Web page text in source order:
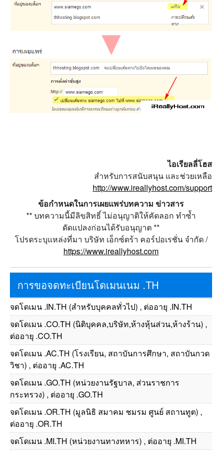
ไอเรียลลี่โฮส
สำหรับการสนับสนุน และช่วยเหลือ
http://www.ireallyhost.com/support
ข้อกำหนดในการเผยแพร่บทความ ข่าวสาร
** บทความนี้มีลิขสิทธิ์ ไม่อนุญาติให้คัดลอก ทำซ้ำ
ดัดแปลงก่อนได้รับอนุญาต **
โปรดระบุแหล่งที่มา บริษัท เอ็กซ์ตร้า คอร์ปอเรชั่น จำกัด /
https://www.ireallyhost.com
การขอจดทะเบียนโดเมนเนม .TH
จดโดเมน .IN.TH (สำหรับบุคคลทั่วไป) , ต่ออายุ .IN.TH
จดโดเมน .CO.TH (นิติบุคคล,บริษัท,ห้างหุ้นส่วน,ห้างร้าน) ,
ต่ออายุ .CO.TH
จดโดเมน .AC.TH (โรงเรียน, สถาบันการศึกษา, สถาบันกวด
วิชา) , ต่ออายุ .AC.TH
จดโดเมน .GO.TH (หน่วยงานรัฐบาล, ส่วนราชการ
กระทรวง) , ต่ออายุ .GO.TH
จดโดเมน .OR.TH (มูลนิธิ สมาคม ชมรม ศูนย์ สถานทูต) ,
ต่ออายุ .OR.TH
จดโดเมน .MI.TH (หน่วยงานทางทหาร) , ต่ออายุ .MI.TH